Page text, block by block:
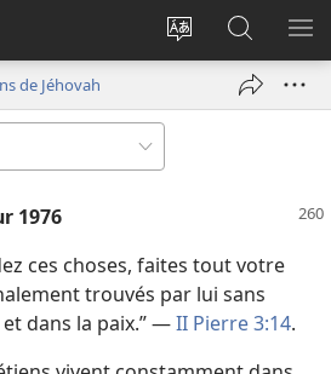
Changer
langue
Se
connecter
nouvelle
sur
JW.ORG
de Jéhovah
1976
ces choses, faites tout votre
trouvés par lui sans
dans la paix.” —II Pierre 3:14.